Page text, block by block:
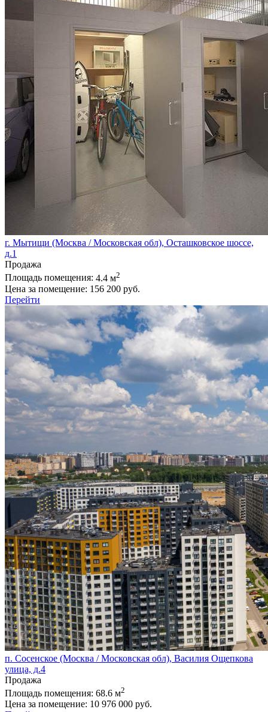
г. Мытищи (Москва / Московская обл), Осташковское шоссе,
д.1
Продажа
Площадь помещения: 4.4 м2
Цена за помещение: 156 200 руб.
Перейти
п. Сосенское (Москва / Московская обл), Василия Ощепкова
улица, д.4
Продажа
Площадь помещения: 68.6 м2
Цена за помещение: 10 976 000 руб.